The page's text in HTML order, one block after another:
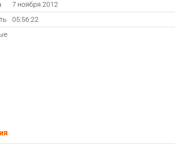
7 ноября 2012
05:56:22